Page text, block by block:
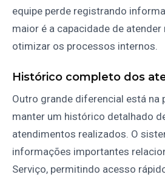
equipe perde registrando
maior é a capacidade de
otimizar os processos internos.
Histórico completo dos
Outro grande diferencial está na
manter um histórico detalhado
atendimentos realizados. O
informações importantes
Serviço, permitindo acesso